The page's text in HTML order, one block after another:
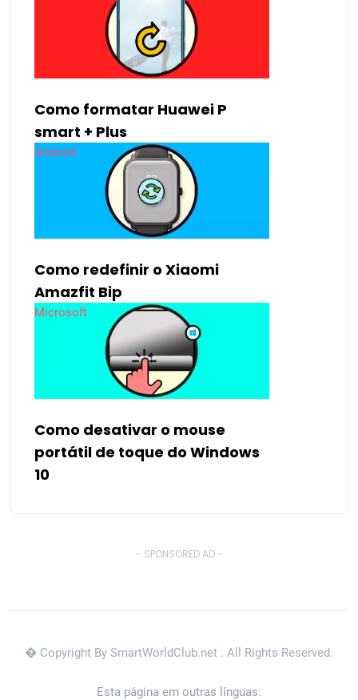
Como formatar Huawei P
smart + Plus
Android
Como redefinir o Xiaomi
Amazfit Bip
Microsoft
Como desativar o mouse
portátil de toque do Windows
10
- SPONSORED AD -
� Copyright By SmartWorldClub.net . All Rights Reserved.
Esta página em outras línguas: